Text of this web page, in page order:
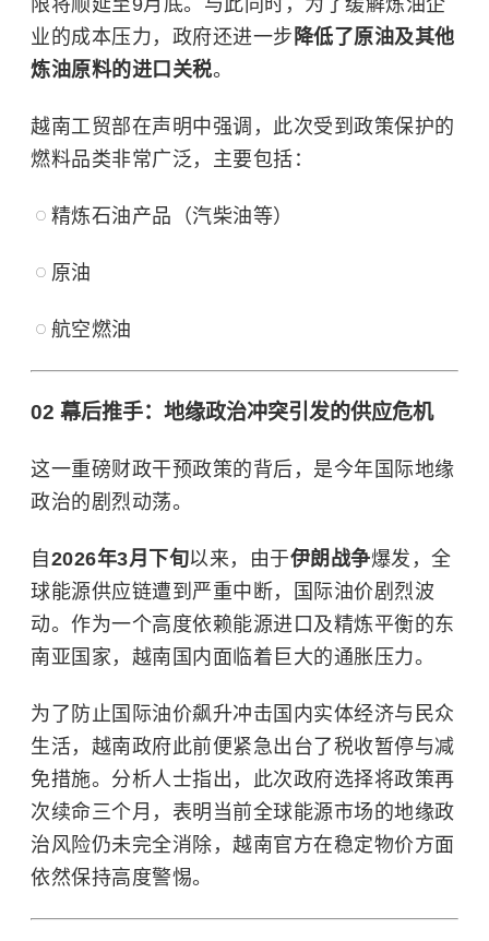
限将顺延至9月底。与此同时，为了缓解炼油企
业的成本压力，政府还进一步 降低了原油及其他
炼油原料的进口关税。
越南工贸部在声明中强调，此次受到政策保护的
燃料品类非常广泛，主要包括：
精炼石油产品（汽柴油等）
原油
航空燃油
02 幕后推手：地缘政治冲突引发的供应危机
这一重磅财政干预政策的背后，是今年国际地缘
政治的剧烈动荡。
自 2026年3月下旬以来，由于伊朗战争爆发，全
球能源供应链遭到严重中断，国际油价剧烈波
动。作为一个高度依赖能源进口及精炼平衡的东
南亚国家，越南国内面临着巨大的通胀压力。
为了防止国际油价飙升冲击国内实体经济与民众
生活，越南政府此前便紧急出台了税收暂停与减
免措施。分析人士指出，此次政府选择将政策再
次续命三个月，表明当前全球能源市场的地缘政
治风险仍未完全消除，越南官方在稳定物价方面
依然保持高度警惕。